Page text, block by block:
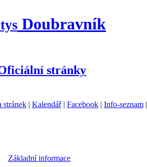
Doubravník
stránky
stránek| Kalendář| Facebook| Info-seznam|
Základní informace